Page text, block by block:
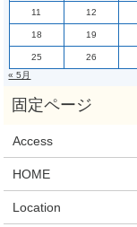
11 12
18 19
25 26
« 5月
Access
HOME
Location